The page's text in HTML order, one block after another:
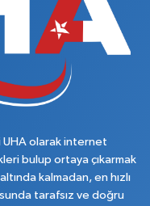
UHA olarak internet
bulup ortaya çıkarmak
kalmadan, en hızlı
tarafsız ve doğru